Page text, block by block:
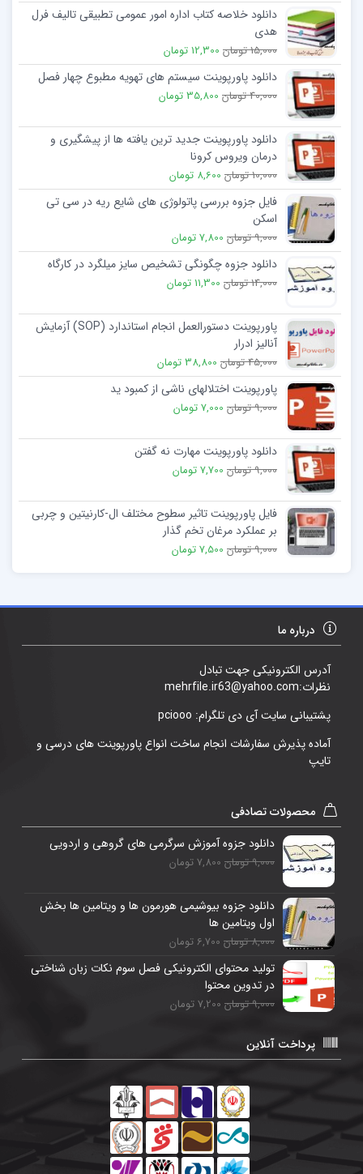
دانلود خلاصه کتاب اداره امور عمومی تطبیقی تالیف فرل
هدی
15,000 تومان 12,300 تومان
دانلود پاورپوینت سیستم های تهویه مطبوع چهار فصل
40,000 تومان 35,800 تومان
دانلود پاورپوینت جدید ترین یافته ها از پیشگیری و
درمان ویروس کرونا
10,000 تومان 8,600 تومان
فایل جزوه بررسی پاتولوژی های شایع ریه در سی تی
اسکن
9,000 تومان 7,800 تومان
دانلود جزوه چگونگی تشخیص سایز میلگرد در کارگاه
14,000 تومان 11,300 تومان
پاورپوینت دستورالعمل انجام استاندارد (SOP) آزمایش
آنالیز ادرار
45,000 تومان 38,800 تومان
پاورپوینت اختلالهای ناشی از کمبود ید
9,000 تومان 7,000 تومان
دانلود پاورپوینت مهارت نه گفتن
9,000 تومان 7,700 تومان
فایل پاورپوینت تاثیر سطوح مختلف ال-كارنيتين و چربی
بر عملکرد مرغان تخم گذار
9,000 تومان 7,500 تومان
درباره ما
آدرس الکترونیکی جهت تبادل
نظرات:mehrfile.ir63@yahoo.com
پشتیبانی سایت آی دی تلگرام: pciooo
آماده پذیرش سفارشات انجام ساخت انواع پاورپوینت های درسی و
تایپ
محصولات تصادفی
دانلود جزوه آموزش سرگرمی های گروهی و اردویی
9,000 تومان 7,800 تومان
دانلود جزوه بیوشیمی هورمون ها و ویتامین ها بخش
اول ویتامین ها
8,000 تومان 6,700 تومان
تولید محتوای الکترونیکی فصل سوم نکات زبان شناختی
در تدوین محتوا
9,000 تومان 7,200 تومان
پرداخت آنلاین